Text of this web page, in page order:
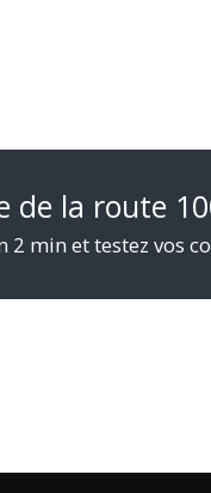
de la route
2 min et testez vos